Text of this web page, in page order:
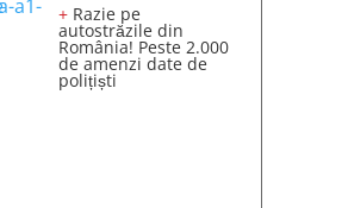
+ Razie pe
autostrăzile din
România! Peste 2.000
de amenzi date de
polițiști